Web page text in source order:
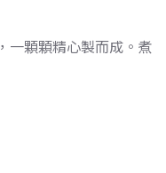
一顆顆精心製而成。煮